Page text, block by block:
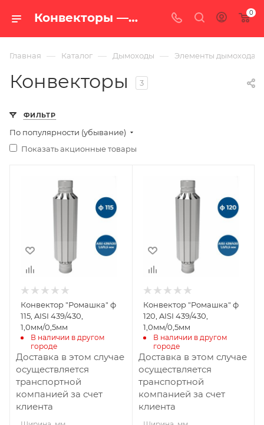
Конвекторы — купить в Екатеринбурге по цене от 5 606 руб. с доставкой по России в интернет-магазине «100 печей.ру» 0
Главная — Каталог — Дымоходы — Элементы дымохода
Конвекторы 3
ФИЛЬТР
По популярности (убывание)
Показать акционные товары
Ширина, мм
800
Материал
Нержавеющая
сталь
Производитель
УМК
Конвектор "Ромашка" ф
115, AISI 439/430,
1,0мм/0,5мм
В наличии в другом
городе
Доставка в этом случае
осуществляется
транспортной
компанией за счет
клиента
Ширина, мм
800
Материал
Нержавеющая
сталь
Производитель
УМК
Конвектор "Ромашка" ф
120, AISI 439/430,
1,0мм/0,5мм
В наличии в другом
городе
Доставка в этом случае
осуществляется
транспортной
компанией за счет
клиента